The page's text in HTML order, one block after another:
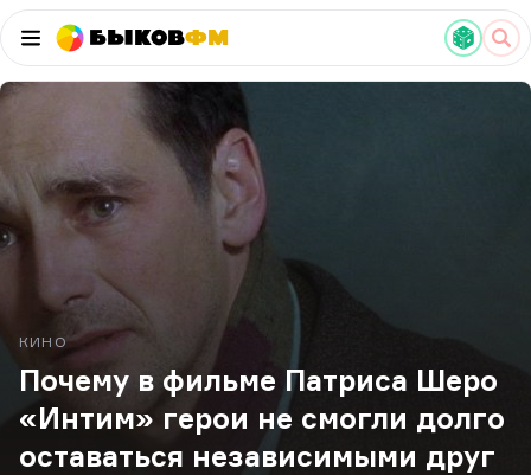
БыковФМ
КИНО
Почему в фильме Патриса Шеро
«Интим» герои не смогли долго
оставаться независимыми друг